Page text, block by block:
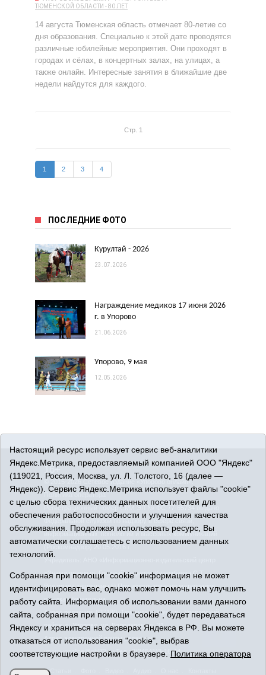
ТЮМЕНСКОЙ ОБЛАСТИ - 80 ЛЕТ
14 августа Тюменская область отмечает 80-летие со
дня образования. Специально к этой дате проводятся
различные юбилейные мероприятия. Они проходят в
городах и сёлах, в концертных залах, на улицах, а
также онлайн. Интересные занятия в ближайшие две
недели найдутся для каждого.
Стр. 1
1 2 3 4
ПОСЛЕДНИЕ ФОТО
Курултай - 2026
23.07.2026
Награждение медиков 17 июня 2026
г. в Упорово
21.06.2026
Упорово, 9 мая
12.05.2026
16+
© 2015-2026 Сетевое издание «Упорово онлайн».
Политика оператора
Регистрационный номер СМИ ЭЛ № ФС 77-65734 выдано
Федеральной службой по надзору в сфере связи,
информационных технологий и массовых коммуникаций
«Знамя правды». Главный редактор Кузембаева С.Т.
Все права защищены © При использовании материалов
ссылка обязательна
Адрес редакции: 627180, Тюменская область, Упоровский
район, с. Упорово, ул. Володарского, 31
Адрес электронной почты редакции:
uporovoonline@obl72.ruТел.: 8(34541)3-16-44
Статьи
Настоящий ресурс использует сервис веб-аналитики
Яндекс.Метрика, предоставляемый компанией ООО "Яндекс"
(119021, Россия, Москва, ул. Л. Толстого, 16 (далее —
Яндекс)). Сервис Яндекс.Метрика использует файлы "cookie"
с целью сбора технических данных посетителей для
обеспечения работоспособности и улучшения качества
обслуживания. Продолжая использовать ресурс, Вы
автоматически соглашаетесь с использованием данных
технологий.
Собранная при помощи "cookie" информация не может
идентифицировать вас, однако может помочь нам улучшить
работу сайта. Информация об использовании вами данного
сайта, собранная при помощи "cookie", будет передаваться
Яндексу и храниться на серверах Яндекса в РФ. Вы можете
отказаться от использования "cookie", выбрав
соответствующие настройки в браузере. Политика оператора